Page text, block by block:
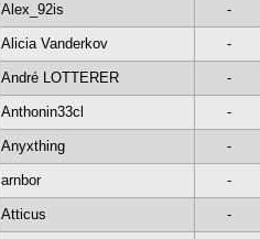
Alex_92is -
Alicia Vanderkov -
André LOTTERER -
Anthonin33cl -
Anyxthing -
arnbor -
Atticus -